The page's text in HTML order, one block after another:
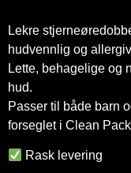
Lekre
hudvennlig og
Lette, behagelige og
hud.
Passer til både barn
forseglet i Clean
Rask levering